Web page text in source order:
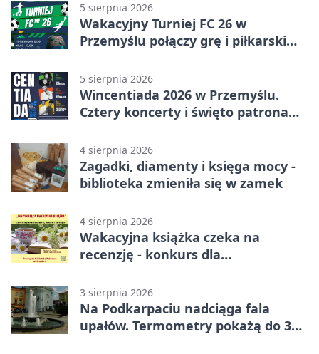
5 sierpnia 2026
Wakacyjny Turniej FC 26 w
Przemyślu połączy grę i piłkarski
5 sierpnia 2026
Wincentiada 2026 w Przemyślu.
Cztery koncerty i święto patrona
4 sierpnia 2026
Zagadki, diamenty i księga mocy -
biblioteka zmieniła się w zamek
4 sierpnia 2026
Wakacyjna książka czeka na
recenzję - konkurs dla
3 sierpnia 2026
Na Podkarpaciu nadciąga fala
upałów. Termometry pokażą do 36